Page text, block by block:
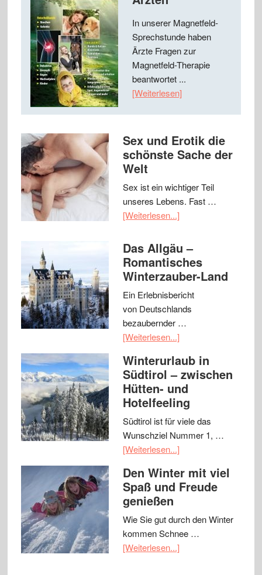
In unserer Magnetfeld-
Sprechstunde haben
Ärzte Fragen zur
Magnetfeld-Therapie
beantwortet ...
[Weiterlesen]
Sex und Erotik die
schönste Sache der
Welt
Sex ist ein wichtiger Teil
unseres Lebens. Fast …
[Weiterlesen...]
Das Allgäu –
Romantisches
Winterzauber-Land
Ein Erlebnisbericht
von Deutschlands
bezaubernder …
[Weiterlesen...]
Winterurlaub in
Südtirol – zwischen
Hütten- und
Hotelfeeling
Südtirol ist für viele das
Wunschziel Nummer 1, …
[Weiterlesen...]
Den Winter mit viel
Spaß und Freude
genießen
Wie Sie gut durch den Winter
kommen Schnee …
[Weiterlesen...]